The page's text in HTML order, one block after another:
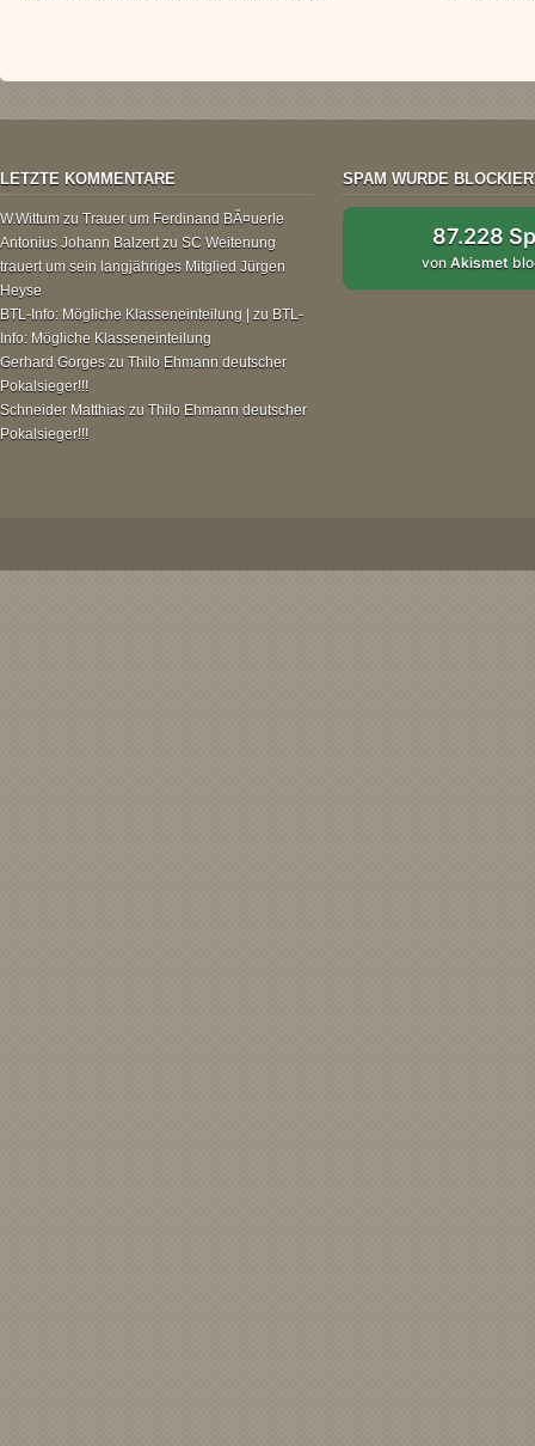
LETZTE KOMMENTARE
W.Wittum zu Trauer um Ferdinand BÃ¤uerle
Antonius Johann Balzertzu SC Weitenung
trauert um sein langjähriges Mitglied Jürgen
Heyse
BTL-Info: Mögliche Klasseneinteilung | zu BTL-
Info: Mögliche Klasseneinteilung
Gerhard Gorges zu Thilo Ehmann deutscher
Pokalsieger!!!
Schneider Matthias zu Thilo Ehmann deutscher
Pokalsieger!!!
SPAM WURDE
87.228
vonAkismet